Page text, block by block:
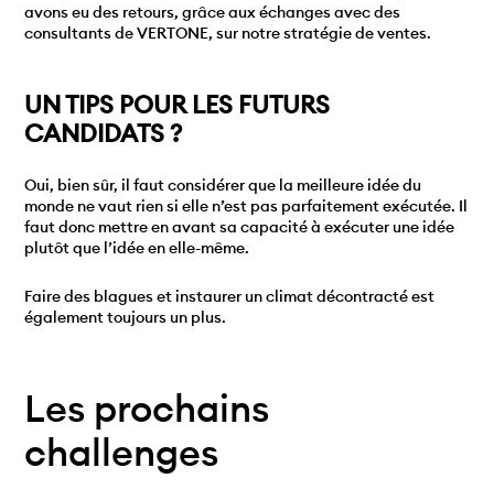
avons eu des retours, grâce aux échanges avec des
consultants de VERTONE, sur notre stratégie de ventes.
UN TIPS POUR LES FUTURS
CANDIDATS ?
Oui, bien sûr, il faut considérer que la meilleure idée du
monde ne vaut rien si elle n’est pas parfaitement exécutée. Il
faut donc mettre en avant sa capacité à exécuter une idée
plutôt que l’idée en elle-même.
Faire des blagues et instaurer un climat décontracté est
également toujours un plus.
Les prochains
challenges